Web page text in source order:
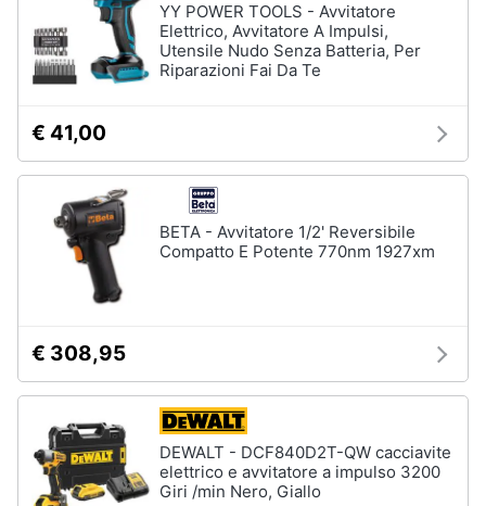
YY POWER TOOLS - Avvitatore
Elettrico, Avvitatore A Impulsi,
Utensile Nudo Senza Batteria, Per
Riparazioni Fai Da Te
€ 41,00
BETA - Avvitatore 1/2' Reversibile
Compatto E Potente 770nm 1927xm
€ 308,95
DEWALT - DCF840D2T-QW cacciavite
elettrico e avvitatore a impulso 3200
Giri /min Nero, Giallo